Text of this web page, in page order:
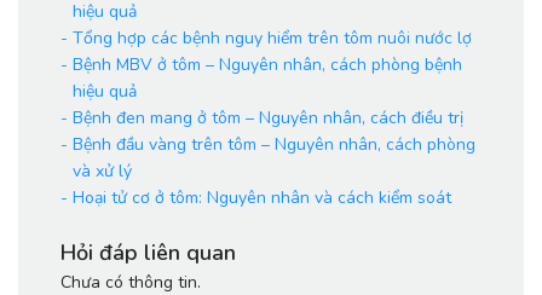
hiệu quả
- Tổng hợp các bệnh nguy hiểm trên tôm nuôi nước lợ
- Bệnh MBV ở tôm – Nguyên nhân, cách phòng bệnh
hiệu quả
- Bệnh đen mang ở tôm – Nguyên nhân, cách điều trị
- Bệnh đầu vàng trên tôm – Nguyên nhân, cách phòng
và xử lý
- Hoại tử cơ ở tôm: Nguyên nhân và cách kiểm soát
Hỏi đáp liên quan
Chưa có thông tin.